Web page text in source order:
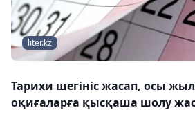
liter.kz
Тарихи шегініс жасап, осы
оқиғаларға қысқаша шолу